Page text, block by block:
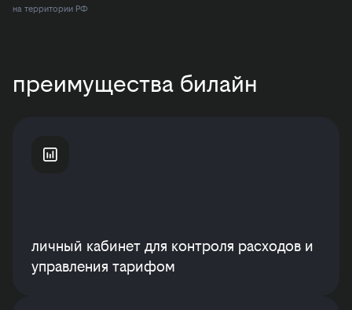
на территории РФ
преимущества билайн
личный кабинет для контроля расходов и
управления тарифом